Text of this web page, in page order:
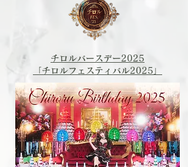
チロルバースデー2025
「チロルフェスティバル2025」